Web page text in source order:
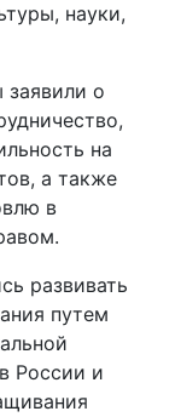
науки,
о
на
а также
в
развивать
путем
России и